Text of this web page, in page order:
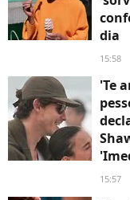
dia
15:58
'Te
15:57